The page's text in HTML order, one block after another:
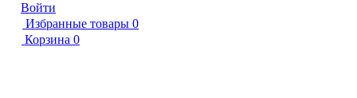
Войти
Избранные товары 0
Корзина 0